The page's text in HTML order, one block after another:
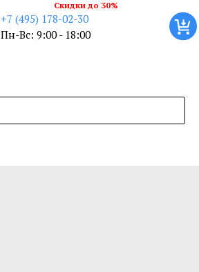
+7 (495) 178-02-30
Пн-Вс: 9:00 - 18:00
Скидки до 30%